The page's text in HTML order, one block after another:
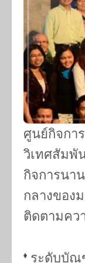
ศูนย์กิจกา
วิเทศสัมพั
กิจการนา
กลางของ
ติดตามคว
ระดับบัณ